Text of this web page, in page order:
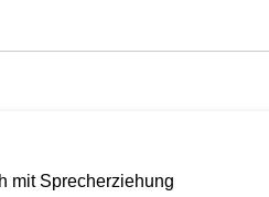
mit Sprecherziehung